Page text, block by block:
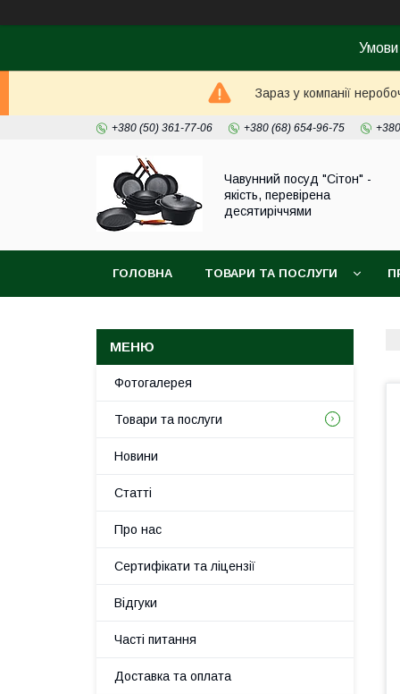
Умови
Зараз у компанії
+380 (50) 361-77-06 +380 (68) 654-96-75
Чавунний посуд "Сітон" -
якість, перевірена
десятиріччями
ГОЛОВНА ТОВАРИ ТА ПОСЛУГИ
Фотогалерея
Товари та послуги
Новини
Статті
Про нас
Сертифікати та ліцензії
Відгуки
Часті питання
Доставка та оплата